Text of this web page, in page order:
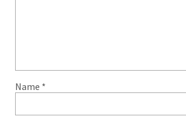
Name *